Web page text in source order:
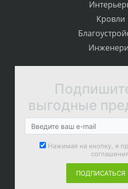
Кровли
выгодные
Нажимая на кнопку, я
ПОДПИСАТЬСЯ